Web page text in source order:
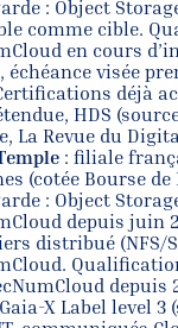
: Object
comme cible.
en cours
échéance visée
déjà
HDS
La Revue du
: filiale
(cotée Bourse
: Object
depuis juin
distribué (NFS/
depuis
X Label level 3